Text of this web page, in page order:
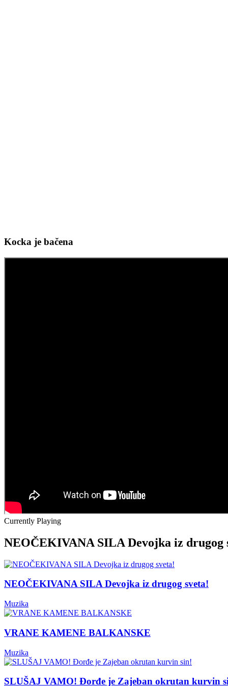
Kocka je bačena
Currently Playing
NEOČEKIVANA SILA Devojka iz drugog
NEOČEKIVANA SILA Devojka iz drugog sveta!
Muzika
VRANE KAMENE BALKANSKE
Muzika
SLUŠAJ VAMO! Đorđe je Zajeban okrutan kurvin